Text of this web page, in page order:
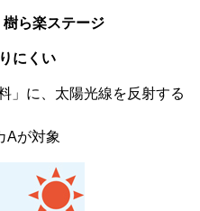
ら楽ステージ
にくい
」に、太陽光線を反射する
Aが対象